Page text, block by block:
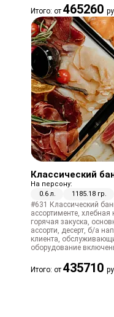
Итого: от 465260
Классический
На персону:
0.6 л.
1185.18 гр.
#631 Классический
ассортименте,
горячая закуска,
ассорти, десерт, б/а
клиента,
оборудование
Итого: от 435710